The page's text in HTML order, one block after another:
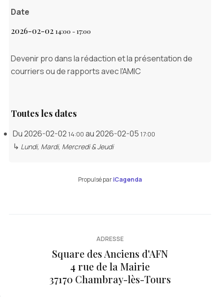
Date
2026-02-02 14:00-17:00
Devenir pro dans la rédaction et la présentation de
courriers ou de rapports avec l'AMIC
Toutes les dates
Du2026-02-02 14:00 au2026-02-05 17:00
↳ Lundi, Mardi, Mercredi & Jeudi
Propulsé pariCagenda
ADRESSE
Square des Anciens d'AFN
4 rue de la Mairie
37170 Chambray-lès-Tours